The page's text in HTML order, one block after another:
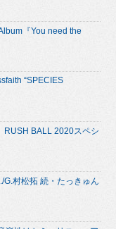
『You need the
“SPECIES
RUSH BALL 2020スペシ
G.村松拓 続・たっきゅん